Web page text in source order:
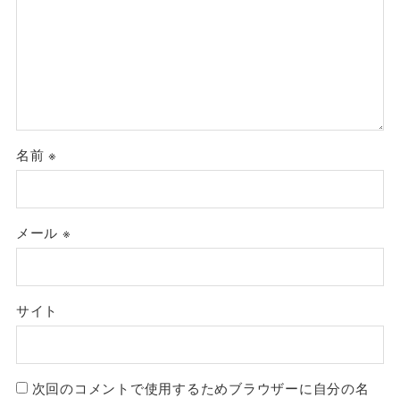
名前※
メール ※
サイト
次回のコメントで使用するためブラウザーに自分の名